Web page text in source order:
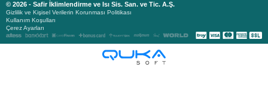
© 2026 - Safir İklimlendirme ve Isı Sis. San. ve Tic. A.Ş.
Gizlilik ve Kişisel Verilerin Korunması Politikası
Kullanım Koşulları
Çerez Ayarları